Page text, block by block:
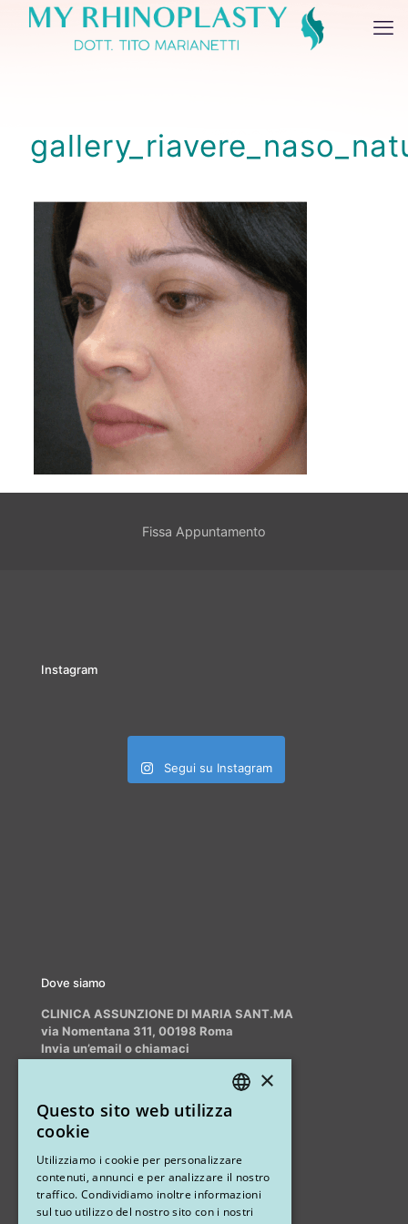
Fissa Appuntamento
Instagram
Segui su Instagram
Dove siamo
CLINICA ASSUNZIONE DI MARIA SANT.MA
via Nomentana 311, 00198 Roma
Invia un’email o chiamaci
Altri studi
STUDIO MARIANETTI MED
via Sandro Pertini 26, 67051 Avezzano (AQ)
×
Questo sito web utilizza
cookie
Utilizziamo i cookie per personalizzare
contenuti, annunci e per analizzare il nostro
traffico. Condividiamo inoltre informazioni
sul tuo utilizzo del nostro sito con i nostri